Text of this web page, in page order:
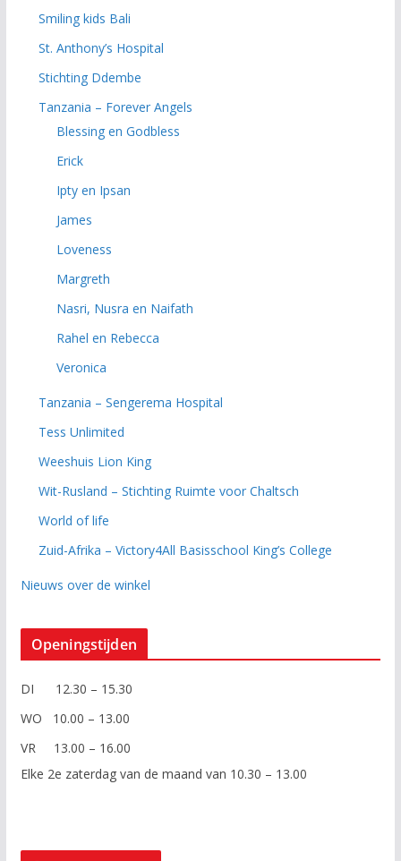
Smiling kids Bali
St. Anthony’s Hospital
Stichting Ddembe
Tanzania – Forever Angels
Blessing en Godbless
Erick
Ipty en Ipsan
James
Loveness
Margreth
Nasri, Nusra en Naifath
Rahel en Rebecca
Veronica
Tanzania – Sengerema Hospital
Tess Unlimited
Weeshuis Lion King
Wit-Rusland – Stichting Ruimte voor Chaltsch
World of life
Zuid-Afrika – Victory4All Basisschool King’s College
Nieuws over de winkel
Openingstijden
DI 12.30 – 15.30
WO 10.00 – 13.00
VR 13.00 – 16.00
Elke 2e zaterdag van de maand van 10.30 – 13.00